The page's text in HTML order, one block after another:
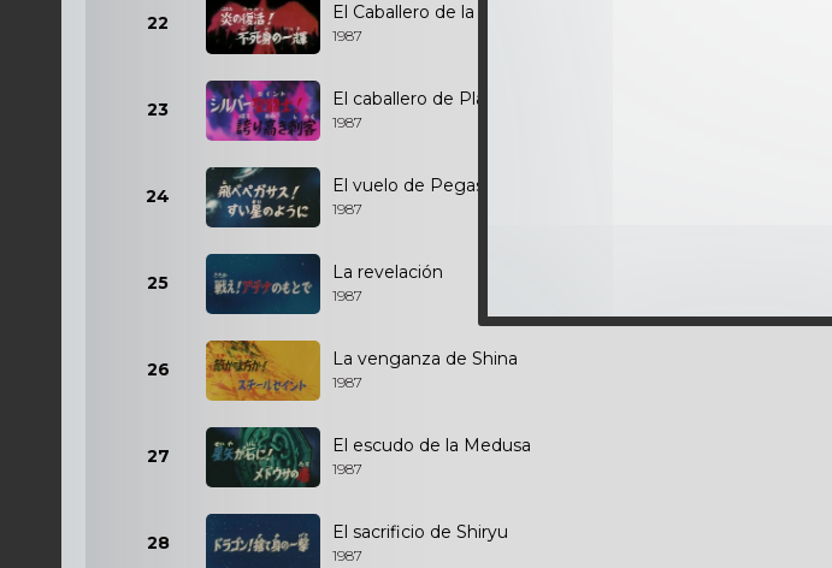
22 El Caballero de la Llama
1987
23 El caballero de Plata
1987
24 El vuelo de Pegaso
1987
25 La revelación
1987
26 La venganza de Shina
1987
27 El escudo de la Medusa
1987
28 El sacrificio de Shiryu
1987